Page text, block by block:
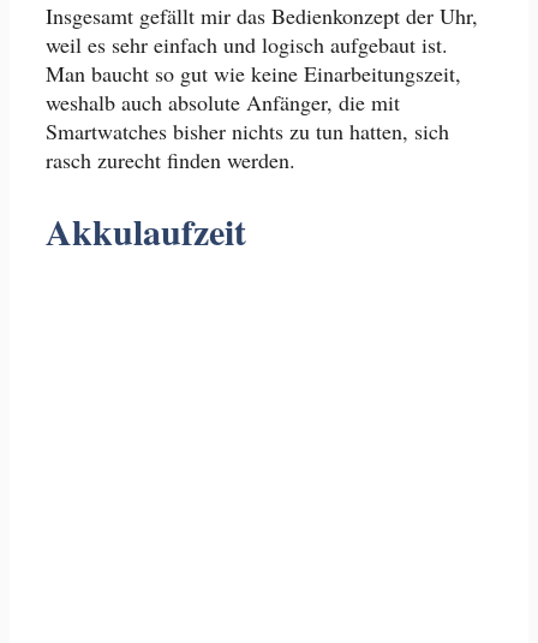
Insgesamt gefällt mir das Bedienkonzept der Uhr,
weil es sehr einfach und logisch aufgebaut ist.
Man baucht so gut wie keine Einarbeitungszeit,
weshalb auch absolute Anfänger, die mit
Smartwatches bisher nichts zu tun hatten, sich
rasch zurecht finden werden.
Akkulaufzeit